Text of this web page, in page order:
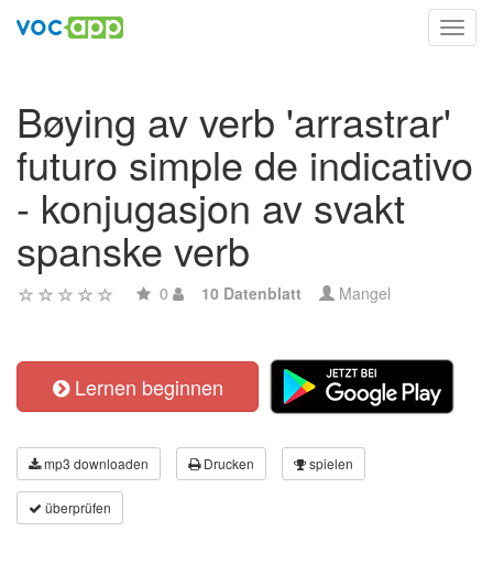
Bøying av verb 'arrastrar'
futuro simple de indicativo
- konjugasjon av svakt
spanske verb
0 10 Datenblatt Mangel
Lernen beginnen
mp3 downloaden Drucken spielen
überprüfen